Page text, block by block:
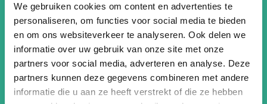
We gebruiken cookies om content en advertenties te
personaliseren, om functies voor social media te bieden
en om ons websiteverkeer te analyseren. Ook delen we
informatie over uw gebruik van onze site met onze
partners voor social media, adverteren en analyse. Deze
partners kunnen deze gegevens combineren met andere
informatie die u aan ze heeft verstrekt of die ze hebben
In een prachtig stadspaleis gelegen aan het Lange
Voorhout, een van de meest indrukwekkende lanen van
Nederland, bevindt zich een bijzondere collectie prenten
van de wereldberoemde graficus M.C. Escher (1898-
1972). Escher in Het Paleis toont altijd meer dan 120 van
zijn meest iconische werken. Bewonder zijn vroege